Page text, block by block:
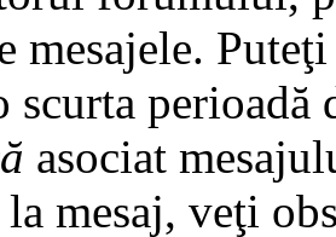
mesajele.
scurta perioadă
asociat
la mesaj, veţi